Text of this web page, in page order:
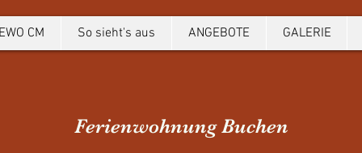
CM So sieht's aus ANGEBOTE GALERIE
Ferienwohnung Buchen